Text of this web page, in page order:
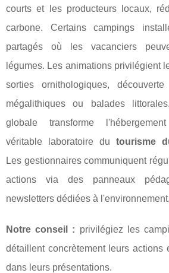
courts et les producteurs locaux,
carbone. Certains campings
partagés où les vacanciers
légumes. Les animations privilégient
sorties ornithologiques,
mégalithiques ou balades
globale transforme
véritable laboratoire du tourisme
Les gestionnaires communiquent
actions via des panneaux
newsletters dédiées à l'environnement.
Notre conseil : privilégiez les
détaillent concrètement leurs actions
dans leurs présentations.